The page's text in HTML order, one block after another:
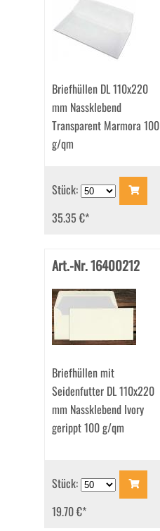
Briefhüllen DL 110x220
mm Nassklebend
Transparent Marmora 100
g/qm
Stück:
35.35 €*
Art.-Nr. 16400212
Briefhüllen mit
Seidenfutter DL 110x220
mm Nassklebend Ivory
gerippt 100 g/qm
Stück:
19.70 €*